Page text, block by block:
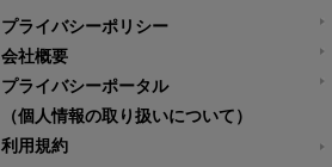
プライバシーポリシー
会社概要
プライバシーポータル
（個人情報の取り扱いについて）
利用規約